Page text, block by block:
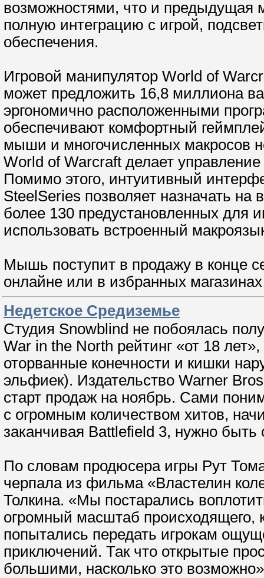
возможностями, что и предыдущая
полную интеграцию с игрой,
обеспечения.
Игровой манипулятор World of
может предложить 16,8 миллиона
эргономично расположенными
обеспечивают комфортный
мыши и многочисленных макросов
World of Warcraft делает
Помимо этого, интуитивный
SteelSeries позволяет назначать на
более 130 предустановленных для
использовать встроенный
Мышь поступит в продажу в конце
онлайне или в избранных
Недетское Средиземье
Студия Snowblind не побоялась
War in the North рейтинг «от 18
оторванные конечности и кишки
эльфиек). Издательство Warner
старт продаж на ноябрь. Сами
с огромным количеством хитов,
заканчивая Battlefield 3, нужно
По словам продюсера игры Рут
черпала из фильма «Властелин
Толкина. «Мы постарались
огромный масштаб
попытались передать игрокам
приключений. Так что открытые
большими, насколько это